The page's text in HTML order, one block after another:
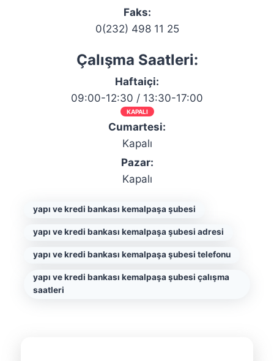
Faks:
0(232) 498 11 25
Çalışma Saatleri:
Haftaiçi:
09:00-12:30 / 13:30-17:00
KAPALI
Cumartesi:
Kapalı
Pazar:
Kapalı
yapı ve kredi bankası kemalpaşa şubesi
yapı ve kredi bankası kemalpaşa şubesi adresi
yapı ve kredi bankası kemalpaşa şubesi telefonu
yapı ve kredi bankası kemalpaşa şubesi çalışma
saatleri